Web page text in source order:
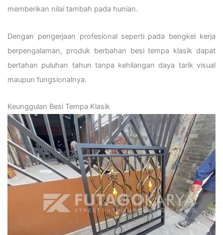
memberikan nilai tambah pada hunian.
Dengan pengerjaan profesional seperti pada bengkel kerja
berpengalaman, produk berbahan besi tempa klasik dapat
bertahan puluhan tahun tanpa kehilangan daya tarik visual
maupun fungsionalnya.
Keunggulan Besi Tempa Klasik